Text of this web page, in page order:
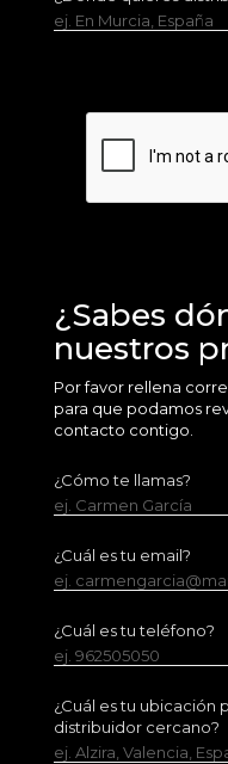
ej. En Murcia, España
¿Sabes
nuestros
Por favor rellena
para que podamos
contacto contigo.
¿Cómo te llamas?
ej. Carmen García
¿Cuál es tu email?
ej.
¿Cuál es tu teléfono?
ej. 962505050
¿Cuál es tu ubicación
distribuidor cercano?
ej. Alzira, Valencia,